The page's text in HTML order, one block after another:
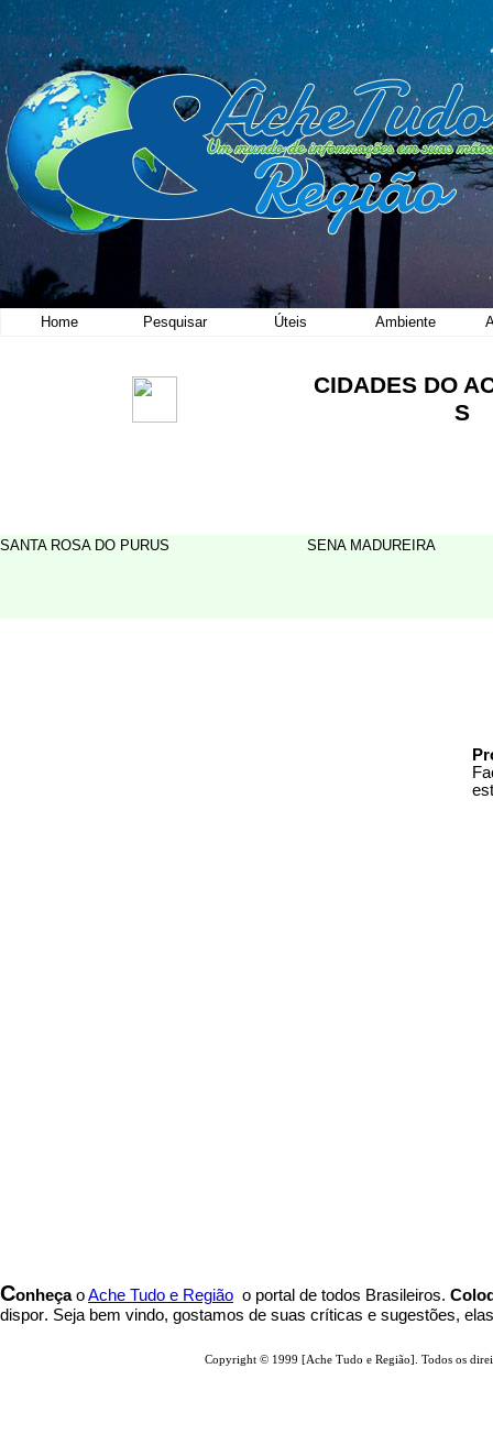
Home Pesquisar Úteis Ambiente
CIDADES DO
S
SANTA ROSA DO PURUS SENA MADUREIRA
ConheçaoAche Tudo e Região o portal de todos Brasileiros.
dispor. Seja bem vindo, gostamos de suas críticas e sugestões,
Copyright © 1999 [Ache Tudo e Região]. Todos os